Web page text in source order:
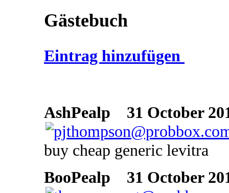
Gästebuch
Eintrag hinzufügen
AshPealp 31 October
buy cheap generic levitra
BooPealp
31 October